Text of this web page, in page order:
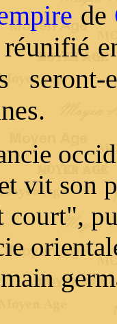
de
vit son
court",